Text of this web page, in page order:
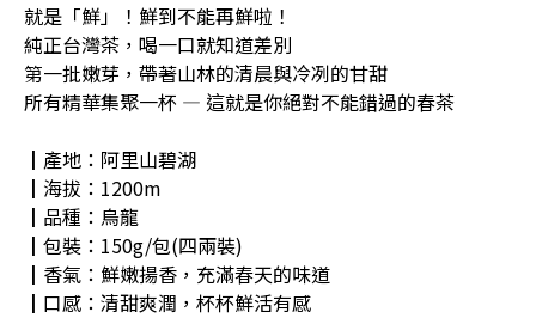
就是「鮮」！鮮到不能再鮮啦！
純正台灣茶，喝一口就知道差別
第一批嫩芽，帶著山林的清晨與冷冽的甘甜
所有精華集聚一杯 — 這就是你絕對不能錯過的春茶
┃產地：阿里山碧湖
┃海拔：1200m
┃品種：烏龍
┃包裝：150g/包(四兩裝)
┃香氣：鮮嫩揚香，充滿春天的味道
┃口感：清甜爽潤，杯杯鮮活有感